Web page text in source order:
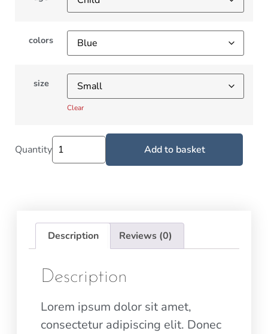
colors
size
Clear
Quantity Add to basket
Description Reviews (0)
Description
Lorem ipsum dolor sit amet,
consectetur adipiscing elit. Donec